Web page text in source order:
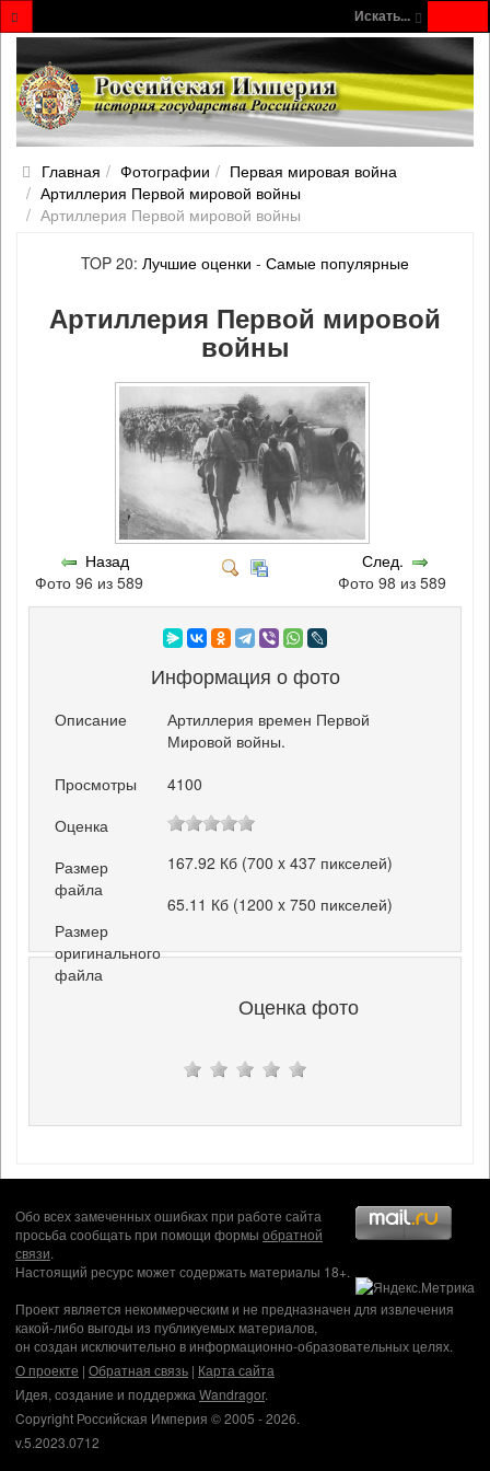
Искать...
Главная Фотографии
Первая мировая война
Артиллерия Первой мировой войны
Артиллерия Первой мировой войны
TOP 20: Лучшие оценки - Самые популярные
Артиллерия Первой мировой
войны
Назад
Фото 96 из 589
След.
Фото 98 из 589
Информация о фото
Описание
Артиллерия времен Первой
Мировой войны.
Просмотры
4100
Оценка
Размер
файла
167.92 Кб (700 x 437 пикселей)
Размер
оригинального
файла
65.11 Кб (1200 x 750 пикселей)
Оценка фото
Обо всех замеченных ошибках при работе сайта
просьба сообщать при помощи формы обратной
связи.
Настоящий ресурс может содержать материалы 18+.
Проект является некоммерческим и не предназначен для извлечения
какой-либо выгоды из публикуемых материалов,
он создан исключительно в информационно-образовательных целях.
О проекте | Обратная связь | Карта сайта
Идея, создание и поддержкаWandragor.
Copyright Российская Империя © 2005 - 2026.
v.5.2023.0712